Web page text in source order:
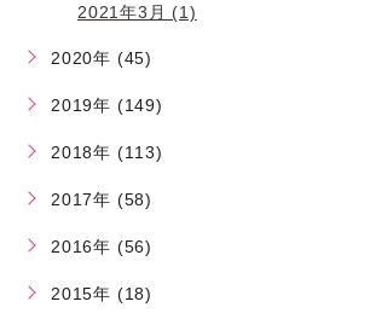
2021年3月 (1)
2020年 (45)
2019年 (149)
2018年 (113)
2017年 (58)
2016年 (56)
2015年 (18)